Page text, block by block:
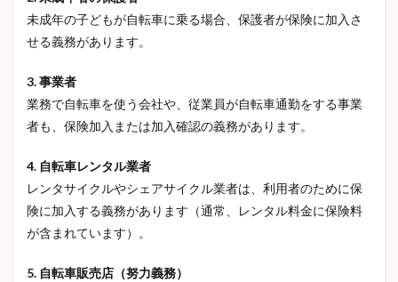
未成年の子どもが自転車に乗る場合、保護者が保険に加入さ
せる義務があります。
3. 事業者
業務で自転車を使う会社や、従業員が自転車通勤をする事業
者も、保険加入または加入確認の義務があります。
4. 自転車レンタル業者
レンタサイクルやシェアサイクル業者は、利用者のために保
険に加入する義務があります（通常、レンタル料金に保険料
が含まれています）。
5. 自転車販売店（努力義務）
ガチャガチャ収納
キキクル
キャッシュレス診療
クレカおすすめ
クレジットカード
クールネックリング
コスパ
コスメギフト コメ価格
コラントッテ
コレクション
コレクショントイ
コレステロール
コーヒー豆
コーヒー飲み方